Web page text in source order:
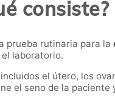
consiste?
prueba rutinaria para la
laboratorio.
el útero, los
el seno de la paciente